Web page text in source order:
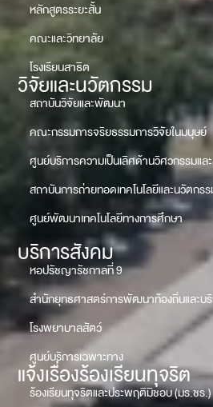
หลักสูตรระยะสั้น
คณะและวิทยาลัย
โรงเรียนสาธิต
วิจัยและนวัตกรรม
สถาบันวิจัยและพัฒนา
คณะกรรมการจริยธรรมการวิจัยในมนุษย์
ศูนย์บริการความเป็นเลิศด้านวิศวกรรมและ
สถาบันการถ่ายทอดเทคโนโลยีและนวัตกร
ศูนย์พัฒนาเทคโนโลยีทางการศึกษา
บริการสังคม
หอปรัชญารัชกาลที่ 9
สำนักยุทธศาสตร์การพัฒนาท้องถิ่นและบ
โรงพยาบาลสัตว์
ศูนย์บริการเฉพาะทาง
แจ้งเรื่องร้องเรียนทุจริต
ร้องเรียนทุจริตและประพฤติมิชอบ (มร.ชร.)